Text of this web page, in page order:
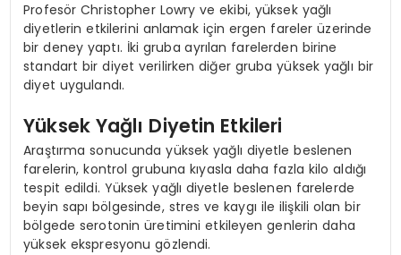
Profesör Christopher Lowry ve ekibi, yüksek yağlı
diyetlerin etkilerini anlamak için ergen fareler üzerinde
bir deney yaptı. İki gruba ayrılan farelerden birine
standart bir diyet verilirken diğer gruba yüksek yağlı bir
diyet uygulandı.
Yüksek Yağlı Diyetin Etkileri
Araştırma sonucunda yüksek yağlı diyetle beslenen
farelerin, kontrol grubuna kıyasla daha fazla kilo aldığı
tespit edildi. Yüksek yağlı diyetle beslenen farelerde
beyin sapı bölgesinde, stres ve kaygı ile ilişkili olan bir
bölgede serotonin üretimini etkileyen genlerin daha
yüksek ekspresyonu gözlendi.